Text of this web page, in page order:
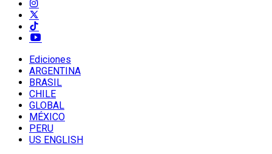
Ediciones
ARGENTINA
BRASIL
CHILE
GLOBAL
MÉXICO
PERU
US ENGLISH